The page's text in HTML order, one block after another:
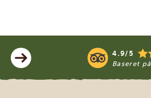
4.9/5
Baseret på